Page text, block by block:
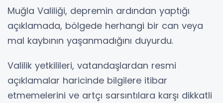
Muğla Valiliği, depremin ardından yaptığı
açıklamada, bölgede herhangi bir can veya
mal kaybının yaşanmadığını duyurdu.
Valilik yetkilileri, vatandaşlardan resmi
açıklamalar haricinde bilgilere itibar
etmemelerini ve artçı sarsıntılara karşı dikkatli